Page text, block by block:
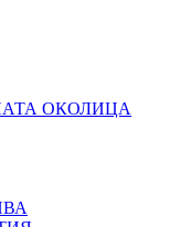
ОКОЛИЦА